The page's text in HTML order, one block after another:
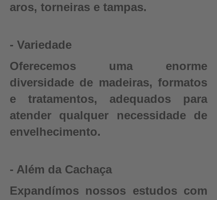
aros, torneiras e tampas.
- Variedade
Oferecemos uma enorme
diversidade de madeiras, formatos
e tratamentos, adequados para
atender qualquer necessidade de
envelhecimento.
- Além da Cachaça
Expandímos nossos estudos com